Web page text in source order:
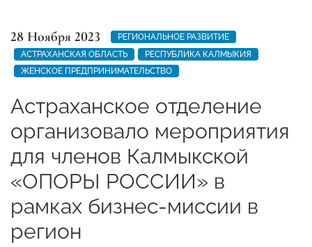
28 Ноября 2023
РЕГИОНАЛЬНОЕ РАЗВИТИЕ
АСТРАХАНСКАЯ ОБЛАСТЬ
РЕСПУБЛИКА КАЛМЫКИЯ
ЖЕНСКОЕ ПРЕДПРИНИМАТЕЛЬСТВО
Астраханское отделение
организовало мероприятия
для членов Калмыкской
«ОПОРЫ РОССИИ» в
рамках бизнес-миссии в
регион